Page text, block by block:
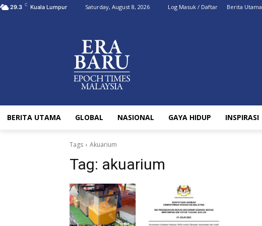
29.3 C Kuala Lumpur Saturday, August 8, 2026 Log Masuk / Daftar Berita Utama
BERITA UTAMA GLOBAL NASIONAL GAYA HIDUP INSPIRASI
Tags Akuarium
Tag: akuarium